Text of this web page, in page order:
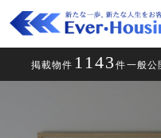
掲載物件 1143件一般公